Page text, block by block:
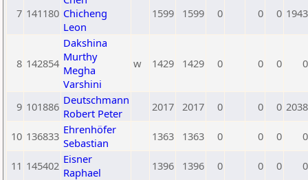
7 141180 Chicheng
Leon
1599 1599 0 0 0 1943
8 142854
Dakshina
Murthy
Megha
Varshini
w 1429 1429 0 0 0 0
9 101886 Deutschmann
Robert Peter
2017 2017 0 0 0 2038
10 136833 Ehrenhöfer
Sebastian
1363 1363 0 0 0 0
11 145402 Eisner
Raphael
1396 1396 0 0 0 0